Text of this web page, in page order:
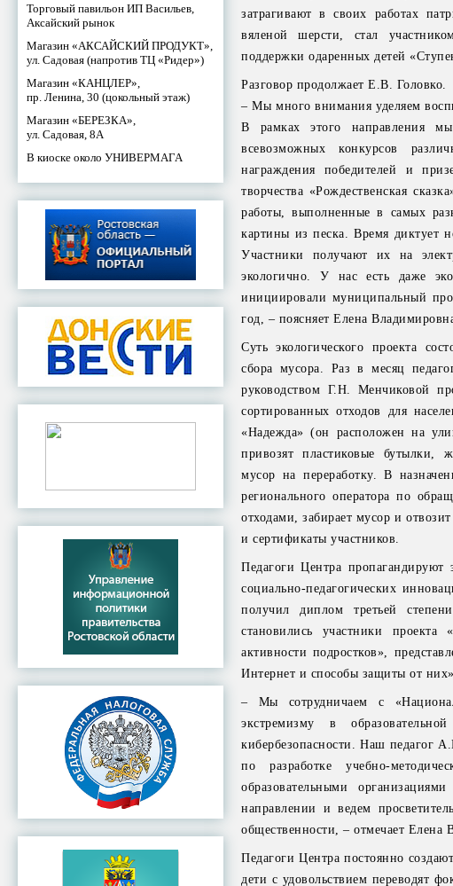
Торговый павильон ИП Васильев,
Аксайский рынок
Магазин «АКСАЙСКИЙ ПРОДУКТ»,
ул. Садовая (напротив ТЦ «Ридер»)
Магазин «КАНЦЛЕР»,
пр. Ленина, 30 (цокольный этаж)
Магазин «БЕРЕЗКА»,
ул. Садовая, 8А
В киоске около УНИВЕРМАГА
затрагивают в своих работах
вяленой шерсти, стал
поддержки одаренных детей
Разговор продолжает Е.В. Головко.
– Мы много внимания уделяем
В рамках этого направления
всевозможных конкурсов
награждения победителей и
творчества «Рождественская
работы, выполненные в самых
картины из песка. Время диктует
Участники получают их на
экологично. У нас есть даже
инициировали муниципальный
год, – поясняет Елена
Суть экологического проекта
сбора мусора. Раз в месяц
руководством Г.Н. Менчиковой
сортированных отходов для
«Надежда» (он расположен на
привозят пластиковые бутылки,
мусор на переработку. В
регионального оператора по
отходами, забирает мусор и
и сертификаты участников.
Педагоги Центра
социально-педагогических
получил диплом третьей
становились участники
активности подростков»,
Интернет и способы защиты от
– Мы сотрудничаем с
экстремизму в
кибербезопасности. Наш педагог
по разработке учебно-
образовательными
направлении и ведем
общественности, – отмечает Елена
Педагоги Центра постоянно
дети с удовольствием переводят